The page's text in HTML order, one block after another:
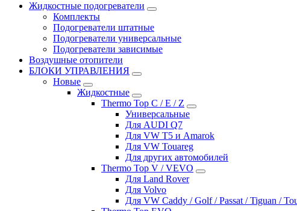
Жидкостные подогреватели
Комплекты
Подогреватели штатные
Подогреватели универсальные
Подогреватели зависимые
Воздушные отопители
БЛОКИ УПРАВЛЕНИЯ
Новые
Жидкостные
Thermo Top C / E / Z
Универсальные
Для AUDI Q7
Для VW T5 и Amarok
Для VW Touareg
Для других автомобилей
Thermo Top V / VEVO
Для Land Rover
Для Volvo
Для VW Caddy / Golf / Passat / Tiguan /